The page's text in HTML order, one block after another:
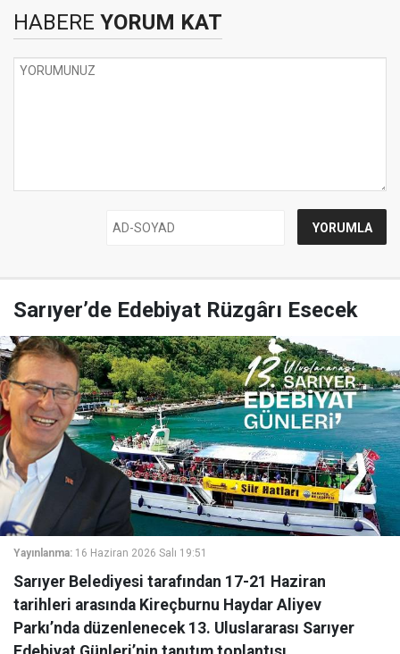
HABERE YORUM KAT
Sarıyer’de Edebiyat Rüzgârı Esecek
Yayınlanma: 16 Haziran 2026 Salı 19:51
Sarıyer Belediyesi tarafından 17-21 Haziran
tarihleri arasında Kireçburnu Haydar Aliyev
Parkı’nda düzenlenecek 13. Uluslararası Sarıyer